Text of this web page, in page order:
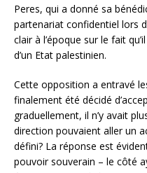
Peres, qui a donné sa
partenariat confidentiel lors
clair à l’époque sur le fait
d’un Etat palestinien.
Cette opposition a entravé
finalement été décidé
graduellement, il n’y avait
direction pouvaient aller un
défini? La réponse est
pouvoir souverain – le côté